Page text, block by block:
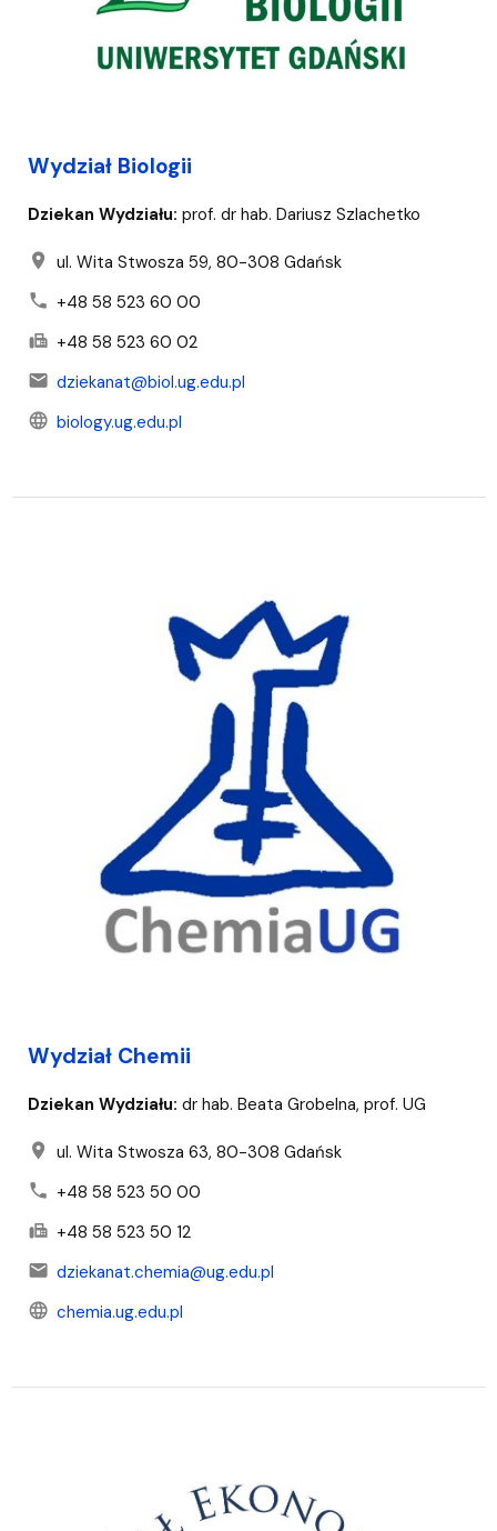
Wydział Biologii
Dziekan Wydziału: prof. dr hab. Dariusz Szlachetko
location_on ul. Wita Stwosza 59, 80-308 Gdańsk
phone +48 58 523 60 00
fax +48 58 523 60 02
mail dziekanat@biol.ug.edu.pl
language biology.ug.edu.pl
Wydział Chemii
Dziekan Wydziału: dr hab. Beata Grobelna, prof. UG
location_on ul. Wita Stwosza 63, 80-308 Gdańsk
phone +48 58 523 50 00
fax +48 58 523 50 12
mail dziekanat.chemia@ug.edu.pl
language chemia.ug.edu.pl